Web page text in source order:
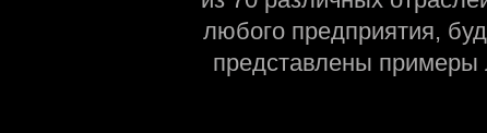
любого предприятия,
представлены примеры